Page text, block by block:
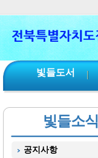
빛들도서
빛들소식
공지사항